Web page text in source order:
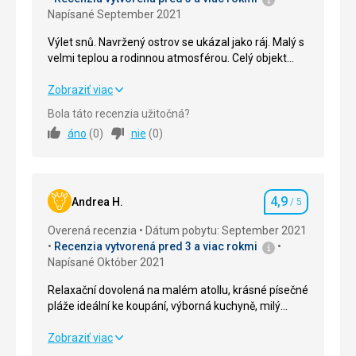
Napísané September 2021
Výlet snů. Navržený ostrov se ukázal jako ráj. Malý s
velmi teplou a rodinnou atmosférou. Celý objekt
tam vrátím, protože jsem si tento ostrov zamilovala,
Výlet snů. Navržený ostrov se ukázal jako ráj. Malý s
velmi udržovaný. Obsluha na nejvyšší úrovni. Já se
tam vrátím, protože jsem si tento ostrov zamilovala,
Ubytovanie 5,0/ 5
Okolie 5,0
Cena 5,0
Zobraziť viac
Bola táto recenzia užitočná?
áno (0) nie (0)
Andrea H. Hodnotenie
4,9 / 5
Overená recenzia
Dátum pobytu: September 2021
Recenzia vytvorená pred 3 a viac rokmi
Napísané Október 2021
Relaxační dovolená na malém atollu, krásné písečné
pláže ideální ke koupání, výborná kuchyně, milý
Relaxační dovolená na malém atollu, krásné písečné
Zobraziť viac